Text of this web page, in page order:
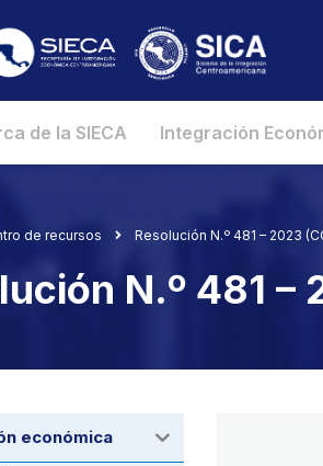
de la SIECA Integración
de recursos Resolución N.º 481 – 2023
N.º 481 –
económica